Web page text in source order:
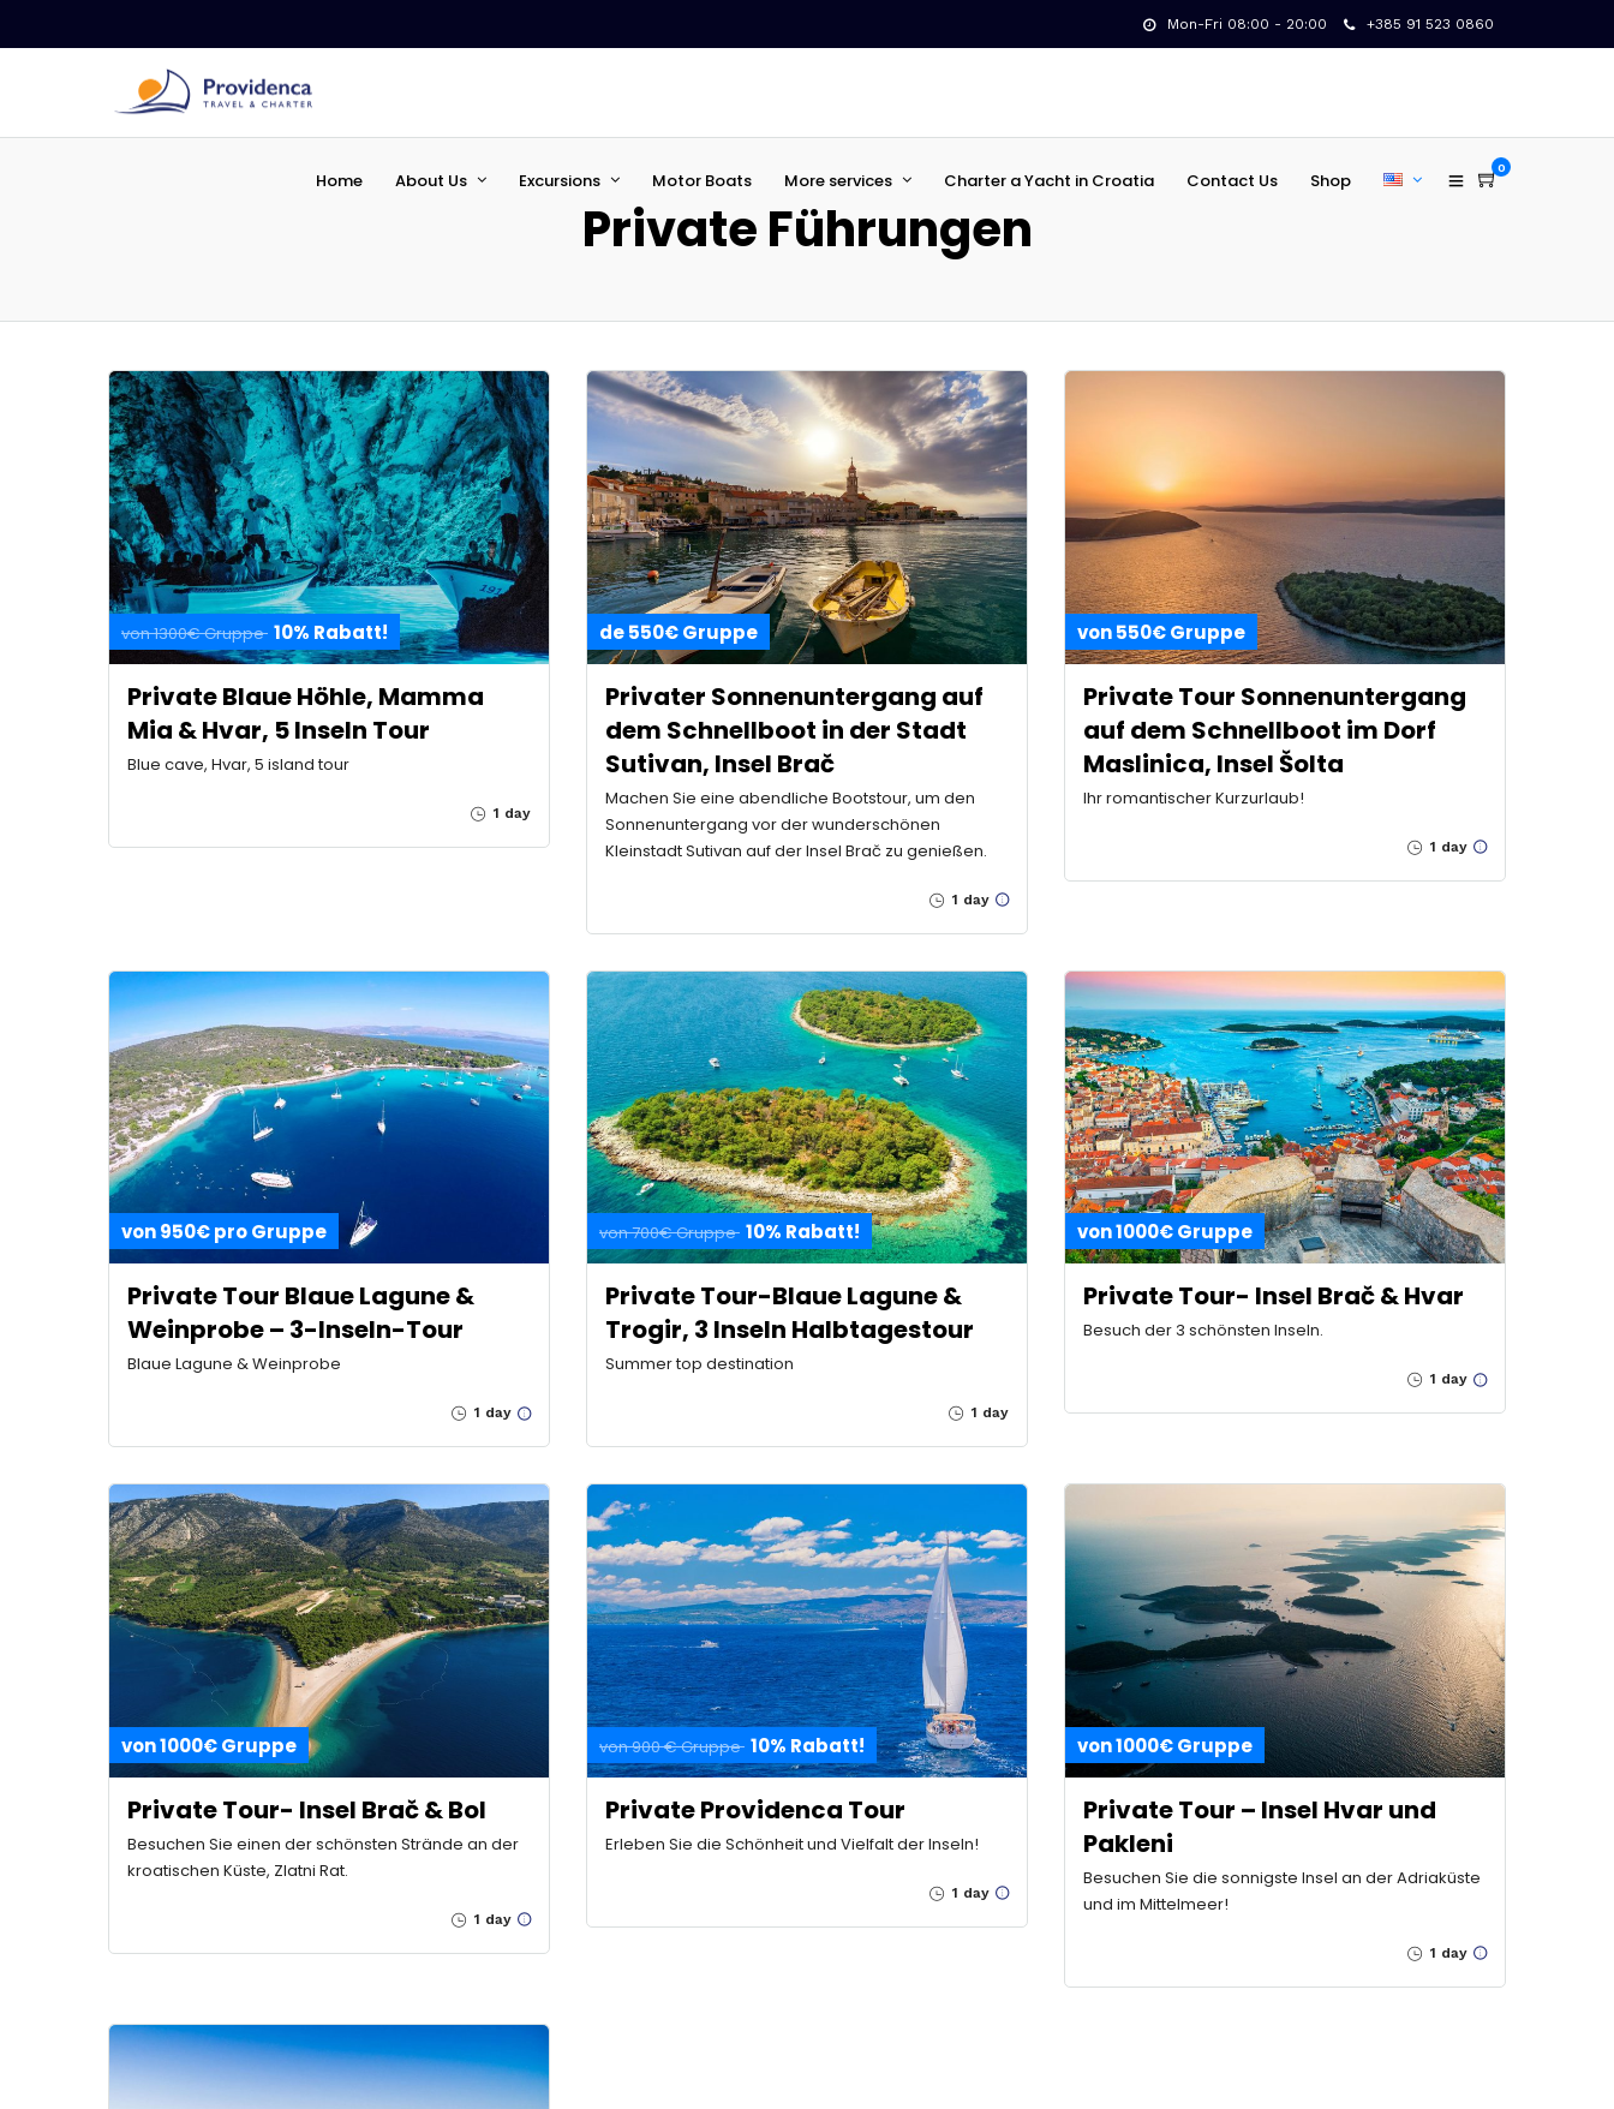
Mon-Fri 08:00 - 20:00 +385 91 523 0860
Home About Us Excursions Motor Boats More services Charter a Yacht in Croatia Contact Us Shop
0
Private Führungen
von 1300€ Gruppe 10% Rabatt!
Private Blaue Höhle, Mamma
Mia & Hvar, 5 Inseln Tour
Blue cave, Hvar, 5 island tour
1 day
de 550€ Gruppe
Privater Sonnenuntergang auf
dem Schnellboot in der Stadt
Sutivan, Insel Brač
Machen Sie eine abendliche Bootstour, um den
Sonnenuntergang vor der wunderschönen
Kleinstadt Sutivan auf der Insel Brač zu genießen.
1 day
von 550€ Gruppe
Private Tour Sonnenuntergang
auf dem Schnellboot im Dorf
Maslinica, Insel Šolta
Ihr romantischer Kurzurlaub!
1 day
von 950€ pro Gruppe
Private Tour Blaue Lagune &
Weinprobe – 3-Inseln-Tour
Blaue Lagune & Weinprobe
1 day
von 700€ Gruppe 10% Rabatt!
Private Tour-Blaue Lagune &
Trogir, 3 Inseln Halbtagestour
Summer top destination
1 day
von 1000€ Gruppe
Private Tour- Insel Brač & Hvar
Besuch der 3 schönsten Inseln.
1 day
von 1000€ Gruppe
Private Tour- Insel Brač & Bol
Besuchen Sie einen der schönsten Strände an der
kroatischen Küste, Zlatni Rat.
1 day
von 900 € Gruppe 10% Rabatt!
Private Providenca Tour
Erleben Sie die Schönheit und Vielfalt der Inseln!
1 day
von 1000€ Gruppe
Private Tour – Insel Hvar und
Pakleni
Besuchen Sie die sonnigste Insel an der Adriaküste
und im Mittelmeer!
1 day